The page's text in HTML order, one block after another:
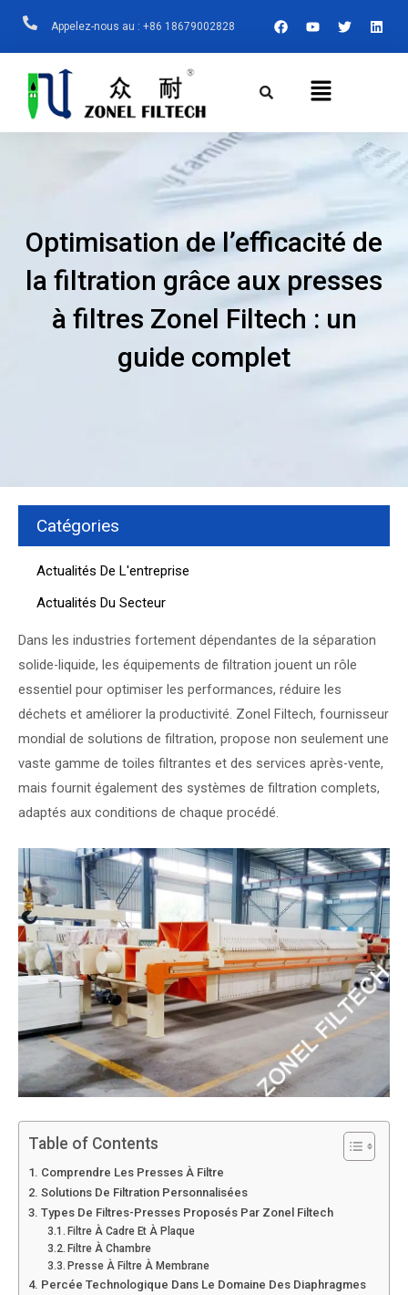
Appelez-nous au : +86 18679002828
F
A
Y
O
B
E
T
W
L
I
Menu
Optimisation de l’efficacité de
la filtration grâce aux presses
à filtres Zonel Filtech : un
guide complet
Catégories
Actualités De L'entreprise
Actualités Du Secteur
Dans les industries fortement dépendantes de la séparation
solide-liquide, les équipements de filtration jouent un rôle
essentiel pour optimiser les performances, réduire les
déchets et améliorer la productivité. Zonel Filtech, fournisseur
mondial de solutions de filtration, propose non seulement une
vaste gamme de toiles filtrantes et des services après-vente,
mais fournit également des systèmes de filtration complets,
adaptés aux conditions de chaque procédé.
Table of Contents
Comprendre Les Presses À Filtre
Solutions De Filtration Personnalisées
Types De Filtres-Presses Proposés Par Zonel Filtech
Filtre À Cadre Et À Plaque
Filtre À Chambre
Presse À Filtre À Membrane
Percée Technologique Dans Le Domaine Des Diaphragmes